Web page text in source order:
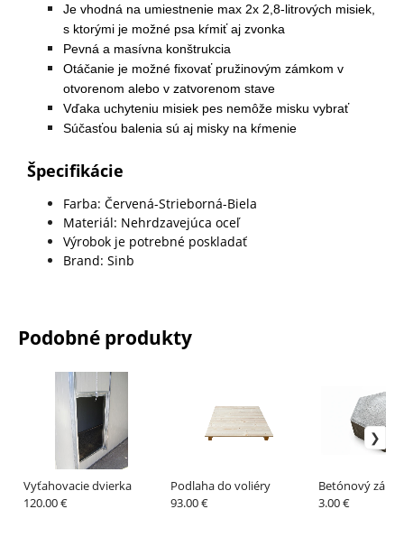
Je vhodná na umiestnenie max 2x 2,8-litrových misiek,
s ktorými je možné psa kŕmiť aj zvonka
Pevná a masívna konštrukcia
Otáčanie je možné fixovať pružinovým zámkom v
otvorenom alebo v zatvorenom stave
Vďaka uchyteniu misiek pes nemôže misku vybrať
Súčasťou balenia sú aj misky na kŕmenie
Špecifikácie
Farba: Červená-Strieborná-Biela
Materiál: Nehrdzavejúca oceľ
Výrobok je potrebné poskladať
Brand: Sinb
Podobné produkty
Vyťahovacie dvierka
120.00 €
Podlaha do voliéry
93.00 €
Betónový
3.00 €